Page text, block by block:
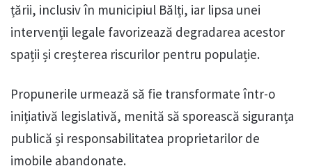
țării, inclusiv în municipiul Bălți, iar lipsa unei
intervenții legale favorizează degradarea acestor
spații și creșterea riscurilor pentru populație.
Propunerile urmează să fie transformate într-o
inițiativă legislativă, menită să sporească siguranța
publică și responsabilitatea proprietarilor de
imobile abandonate.